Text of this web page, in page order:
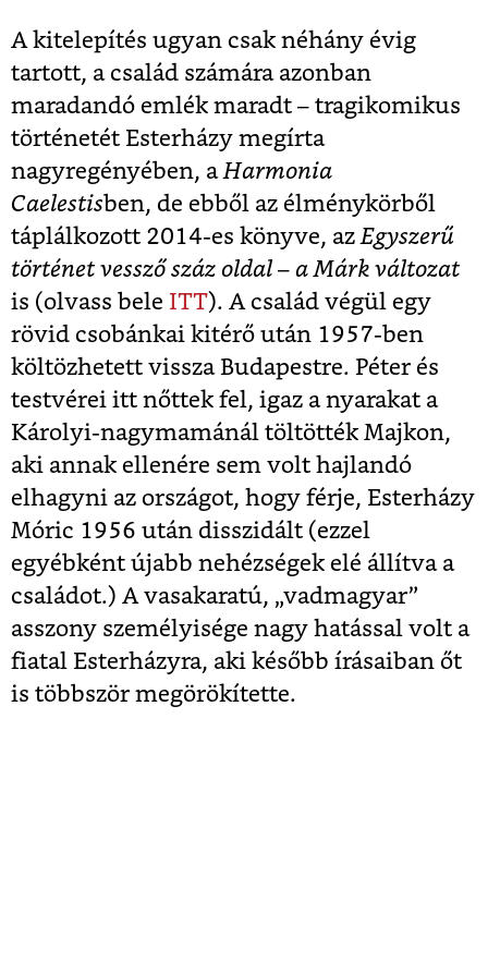
A kitelepítés ugyan csak néhány évig
tartott, a család számára azonban
maradandó emlék maradt – tragikomikus
történetét Esterházy megírta
nagyregényében, aHarmonia
Caelestisben, de ebből az élménykörből
táplálkozott 2014-es könyve, azEgyszerű
történet vessző száz oldal – a Márk változat
is (olvass bele ITT). A család végül egy
rövid csobánkai kitérő után 1957-ben
költözhetett vissza Budapestre. Péter és
testvérei itt nőttek fel, igaz a nyarakat a
Károlyi-nagymamánál töltötték Majkon,
aki annak ellenére sem volt hajlandó
elhagyni az országot, hogy férje, Esterházy
Móric 1956 után disszidált (ezzel
egyébként újabb nehézségek elé állítva a
családot.) A vasakaratú, „vadmagyar”
asszony személyisége nagy hatással volt a
fiatal Esterházyra, aki később írásaiban őt
is többször megörökítette.